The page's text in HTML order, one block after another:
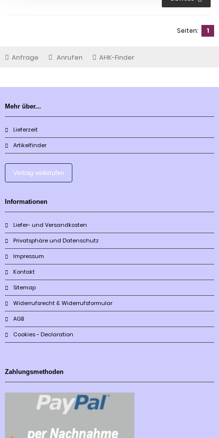
Seiten: 1
Anfrage Anrufen AHK-Finder
Mehr über...
Lieferzeit
Artikelfinder
Vertrag widerrufen
Informationen
Liefer- und Versandkosten
Privatsphäre und Datenschutz
Impressum
Kontakt
Sitemap
Widerrufsrecht & Widerrufsformular
AGB
Cookies - Declaration
Zahlungsmethoden